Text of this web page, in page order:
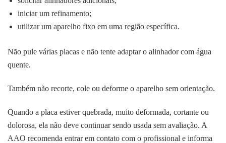
iniciar um refinamento;
utilizar um aparelho fixo em uma região específica.
Não pule várias placas e não tente adaptar o alinhador com água
quente.
Também não recorte, cole ou deforme o aparelho sem orientação.
Quando a placa estiver quebrada, muito deformada, cortante ou
dolorosa, ela não deve continuar sendo usada sem avaliação. A
AAO recomenda entrar em contato com o profissional e informa